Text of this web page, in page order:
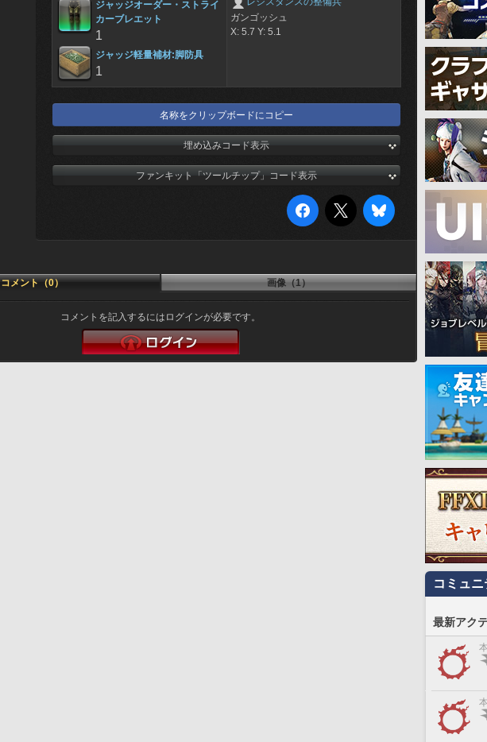
ジャッジオーダー・ストライ
カーブレエット
1
ジャッジ軽量補材:脚防具
1
ガンゴッシュ
X: 5.7 Y: 5.1
名称をクリップボードにコピー
埋め込みコード表示
ファンキット「ツールチップ」コード表示
コメント（0） 画像（1）
コメントを記入するにはログインが必要です。
コミュ
最新アク